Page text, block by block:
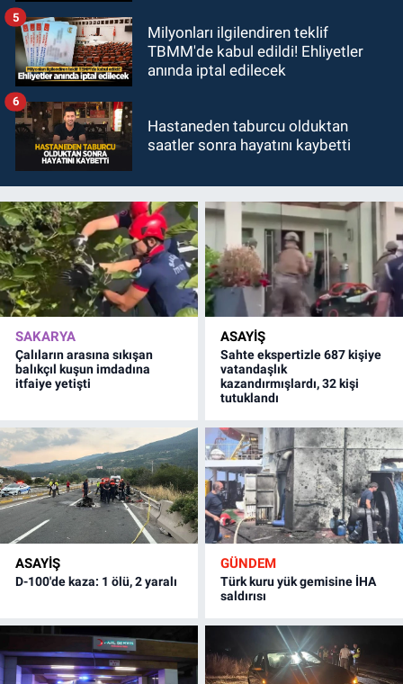
Milyonları ilgilendiren teklif
TBMM'de kabul edildi! Ehliyetler
anında iptal edilecek
5
Hastaneden taburcu olduktan
saatler sonra hayatını kaybetti
6
SAKARYA
Çalıların arasına sıkışan
balıkçıl kuşun imdadına
itfaiye yetişti
ASAYİŞ
Sahte ekspertizle 687 kişiye
vatandaşlık
kazandırmışlardı, 32 kişi
tutuklandı
ASAYİŞ
D-100'de kaza: 1 ölü, 2 yaralı
GÜNDEM
Türk kuru yük gemisine İHA
saldırısı